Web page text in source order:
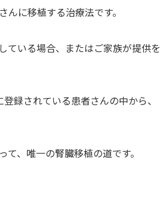
に移植する治療法です。
ている場合、またはご家族が提供を
録されている患者さんの中から、
、唯一の腎臓移植の道です。